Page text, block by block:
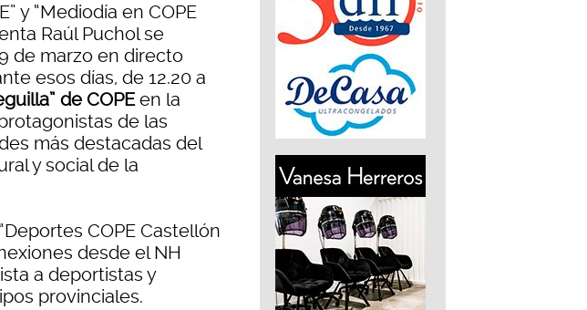
y “Mediodía en COPE
Raúl Puchol se
de marzo en directo
esos días, de 12.20 a
de COPEen la
de las
más destacadas del
y social de la
COPE Castellón
desde el NH
a deportistas y
provinciales.